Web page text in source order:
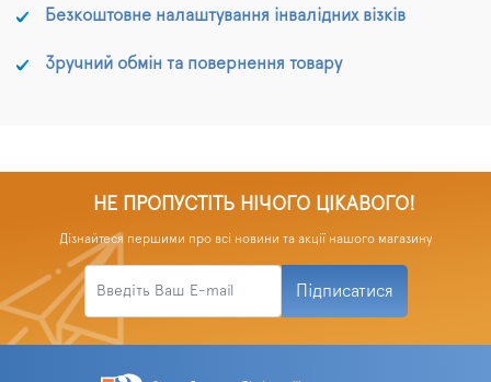
Безкоштовне налаштування інвалідних візків
Зручний обмін та повернення товару
НЕ ПРОПУСТІТЬ НІЧОГО ЦІКАВОГО!
Дізнайтеся першими про всі новини та акції нашого магазину
Підписатися